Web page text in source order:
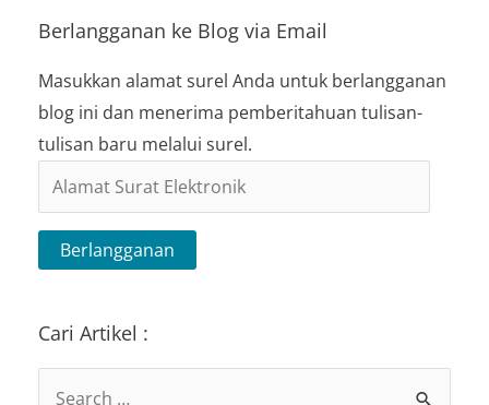
Berlangganan ke Blog via Email
Masukkan alamat surel Anda untuk berlangganan
blog ini dan menerima pemberitahuan tulisan-
tulisan baru melalui surel.
Alamat
Surat
Elektronik
Berlangganan
Cari Artikel :